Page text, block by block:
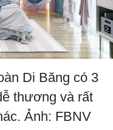
Di Băng có 3
thương và rất
Ảnh: FBNV